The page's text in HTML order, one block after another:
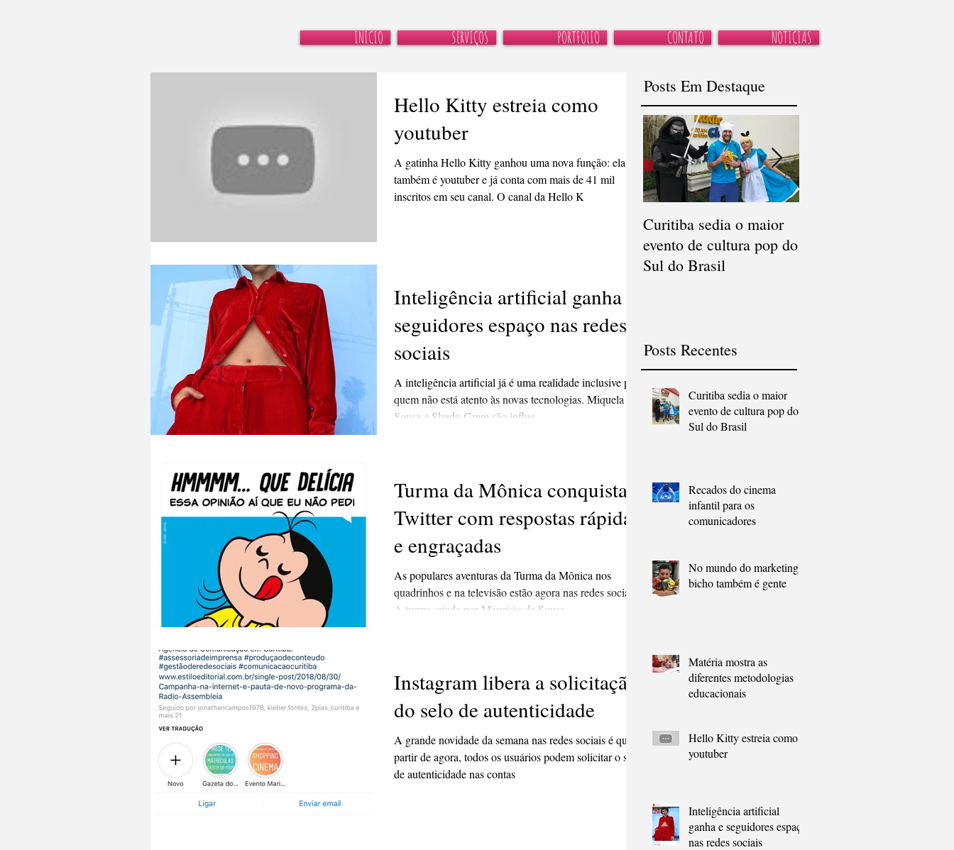
INÍCIO SERVIÇOS PORTFÓLIO CONTATO NOTÍCIAS
Hello Kitty estreia como
youtuber
A gatinha Hello Kitty ganhou uma nova função: ela
também é youtuber e já conta com mais de 41 mil
inscritos em seu canal. O canal da Hello K
Inteligência artificial ganha e
seguidores espaço nas redes
sociais
A inteligência artificial já é uma realidade inclusive para
quem não está atento às novas tecnologias. Miquela
Sousa e Shudu Gram são influe
Turma da Mônica conquista o
Twitter com respostas rápidas
e engraçadas
As populares aventuras da Turma da Mônica nos
quadrinhos e na televisão estão agora nas redes sociais.
A turma criada por Maurício de Sousa
Instagram libera a solicitação
do selo de autenticidade
A grande novidade da semana nas redes sociais é que, a
partir de agora, todos os usuários podem solicitar o selo
de autenticidade nas contas
Posts Em Destaque
Curitiba sedia o maior
evento de cultura pop do
Sul do Brasil
Posts Recentes
Curitiba sedia o maior
evento de cultura pop do
Sul do Brasil
Recados do cinema
infantil para os
comunicadores
No mundo do marketing,
bicho também é gente
Matéria mostra as
diferentes metodologias
educacionais
Hello Kitty estreia como
youtuber
Inteligência artificial
ganha e seguidores espaço
nas redes sociais